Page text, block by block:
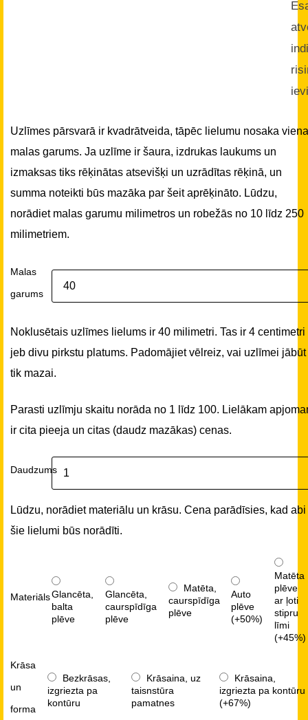
Uzlīmes pārsvarā ir kvadrātveida, tāpēc lielumu nosaka
malas garums. Ja uzlīme ir šaura, izdrukas laukums un
izmaksas tiks rēķinātas atsevišķi un uzrādītas rēķinā, un
summa noteikti būs mazāka par šeit aprēķināto. Lūdzu,
norādiet malas garumu milimetros un robežās no 10 līdz 250
milimetriem.
Malas
garums
Noklusētais uzlīmes lielums ir 40 milimetri. Tas ir 4 centimetri
jeb divu pirkstu platums. Padomājiet vēlreiz, vai uzlīmei jābūt
tik mazai.
Parasti uzlīmju skaitu norāda no 1 līdz 100. Lielākam
ir cita pieeja un citas (daudz mazākas) cenas.
Daudzums
Lūdzu, norādiet materiālu un krāsu. Cena parādīsies, kad abi
šie lielumi būs norādīti.
MateriālsGlancēta,
balta
plēve
Glancēta,
caurspīdīga
plēve
Matēta,
caurspīdīga
plēve
Auto
plēve
(+50%)
Matēta
plēve
ar ļoti
stipru
līmi
(+45%)
Krāsa
un
forma
Bezkrāsas,
izgriezta pa
kontūru
Krāsaina, uz
taisnstūra
pamatnes
Krāsaina,
izgriezta pa kontūru
(+67%)